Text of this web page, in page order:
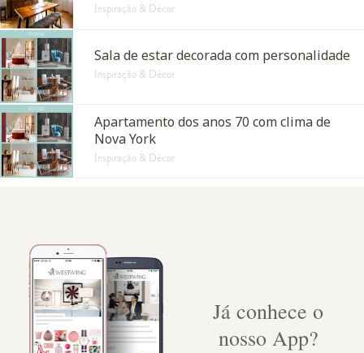
Inspiração & Décor
Sala de estar decorada com personalidade
Inspiração & Décor
Apartamento dos anos 70 com clima de
Nova York
Inspiração & Décor
Já conhece o
nosso App?